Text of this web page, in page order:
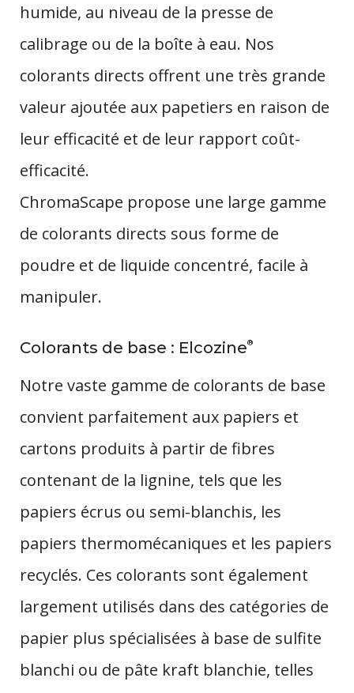
humide, au niveau de la presse de
calibrage ou de la boîte à eau. Nos
colorants directs offrent une très grande
valeur ajoutée aux papetiers en raison de
leur efficacité et de leur rapport coût-
efficacité.
ChromaScape propose une large gamme
de colorants directs sous forme de
poudre et de liquide concentré, facile à
manipuler.
Colorants de base : Elcozine®
Notre vaste gamme de colorants de base
convient parfaitement aux papiers et
cartons produits à partir de fibres
contenant de la lignine, tels que les
papiers écrus ou semi-blanchis, les
papiers thermomécaniques et les papiers
recyclés. Ces colorants sont également
largement utilisés dans des catégories de
papier plus spécialisées à base de sulfite
blanchi ou de pâte kraft blanchie, telles